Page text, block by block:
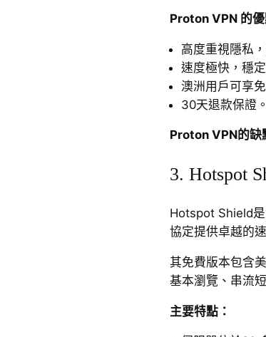
Proton VPN 的優
高度重視隱私
速度極快，穩
澳洲用戶可享
30天退款保證。
Proton VPN的缺
3. Hotspot
Hotspot Shield
協定提供卓越的
其免費版本包含
基本瀏覽、串流
主要特點：